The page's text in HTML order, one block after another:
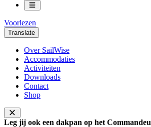
Voorlezen
Translate
Over SailWise
Accommodaties
Activiteiten
Downloads
Contact
Shop
Leg jij ook een dakpan op het